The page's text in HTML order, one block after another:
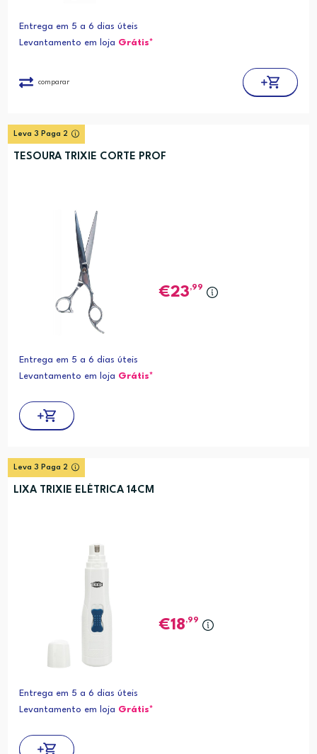
Entrega em 5 a 6 dias úteis
Levantamento em loja Grátis*
comparar
Leva 3 Paga 2
TESOURA TRIXIE CORTE PROF
23,99
Entrega em 5 a 6 dias úteis
Levantamento em loja Grátis*
Leva 3 Paga 2
LIXA TRIXIE ELÉTRICA 14CM
18,99
Entrega em 5 a 6 dias úteis
Levantamento em loja Grátis*